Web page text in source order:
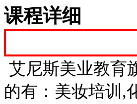
课程详细
艾尼斯美业教育
的有：美妆培训,